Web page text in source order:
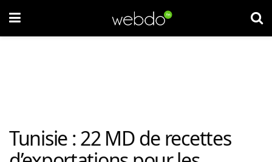
Tunisie : 22 MD de recettes